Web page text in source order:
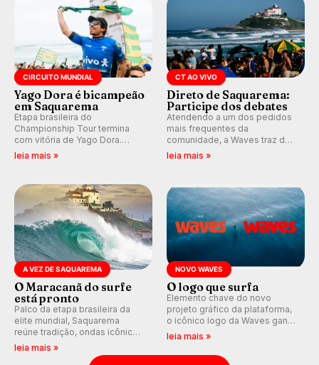
CIRCUITO MUNDIAL
Yago Dora é bicampeão
em Saquarema
Etapa brasileira do
Championship Tour termina
com vitória de Yago Dora.
Sawyer Lindblad vence entre
ranking mundial da WSL, na
etapa de Saquarema.
leia mais »
CT AO VIVO
Direto de Saquarema:
Participe dos debates
Atendendo a um dos pedidos
mais frequentes da
comunidade, a Waves traz de
volta os comentários e
Mundial.
leia mais »
A VEZ DE SAQUAREMA
O Maracanã do surfe
está pronto
Palco da etapa brasileira da
elite mundial, Saquarema
reúne tradição, ondas icônicas,
torcida única e uma premiação
inédita, que pode render
leia mais »
NOVO WAVES
O logo que surfa
Elemento chave do novo
projeto gráfico da plataforma,
o icônico logo da Waves ganha
forma de ondulação.
leia mais »